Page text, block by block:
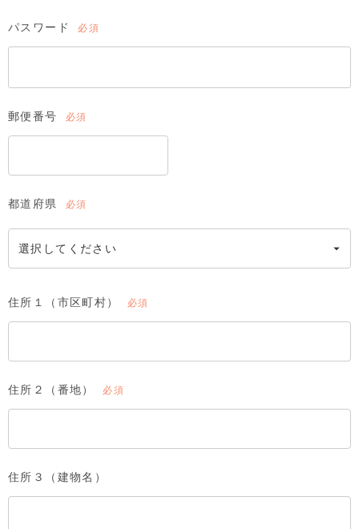
パスワード
須)
郵便番号
須)
都道府県
須)
住所１（市区町村）
須)
住所２（番地）
須)
住所３（建物名）